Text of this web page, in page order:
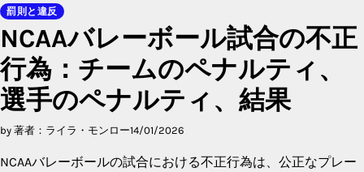
罰則と違反
NCAAバレーボール試合の不正
行為：チームのペナルティ、
選手のペナルティ、結果
by 著者：ライラ・モンロー14/01/2026
NCAAバレーボールの試合における不正行為は、公正なプレー